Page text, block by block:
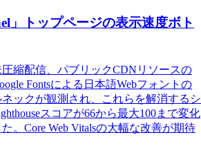
」トップページの表示速度ボト
縮配信、パブリックCDNリソースの
Fontsによる日本語Webフォントの
ックが観測され、これらを解消するシ
スコアが66から最大100まで変化
。Core Web Vitalsの大幅な改善が期待